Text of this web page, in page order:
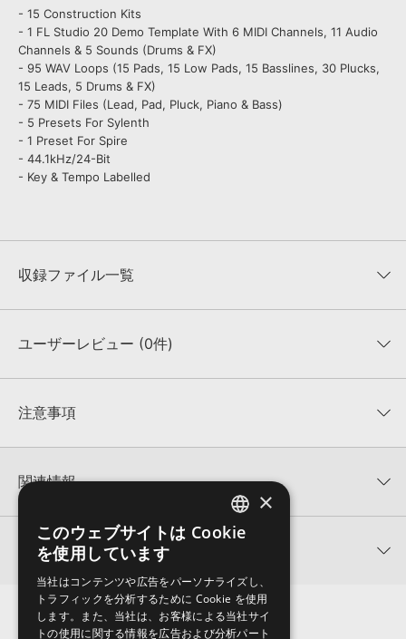
- 15 Construction Kits
- 1 FL Studio 20 Demo Template With 6 MIDI Channels, 11 Audio
Channels & 5 Sounds (Drums & FX)
- 95 WAV Loops (15 Pads, 15 Low Pads, 15 Basslines, 30 Plucks,
15 Leads, 5 Drums & FX)
- 75 MIDI Files (Lead, Pad, Pluck, Piano & Bass)
- 5 Presets For Sylenth
- 1 Preset For Spire
- 44.1kHz/24-Bit
- Key & Tempo Labelled
収録ファイル一覧
収録ファイル一覧
ユーザーレビュー (0件)
★★★★★
★5
★2
★1
0%
レビューをもっと見る »
注意事項
KONTAKTフォーマットは、
でお使いいただけます。無償版のKONTAKT PLAYERではお使いい
ただけませんので、ご注意ください。また、「ライブラリ・タブ」
への表示にも対応しておりません。
4GBを超えるデータに関するご注意：
FAT32でフォーマットされた
HDDには、1ファイル4GBを超えるデータを格納することができま
せん。データ容量が4GBを超えるダウンロード製品をご購入いただ
きます際には、NTFSやHFS＋でフォーマットされたHDDをご用意
いただく必要がございます。
関連情報
NANO MUSIK LOOPS 製品一覧
UPLIFTING TRANCE PROGRESSIONSのサポート情報
関連サポート情報
2022.06.06
Reveal Sound社『SPIRE』のプリセット追加方法
ENGLISH
×
このウェブサイトは Cookie
を使用しています
当社はコンテンツや広告をパーソナライズし、
トラフィックを分析するために Cookie を使用
します。また、当社は、お客様による当社サイ
トの使用に関する情報を広告および分析パート